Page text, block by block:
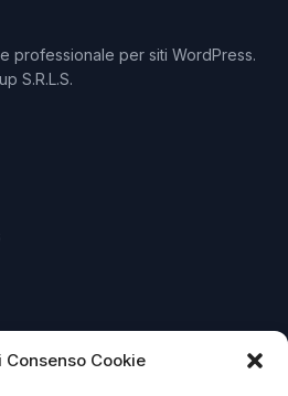
Consenso Cookie
professionale per siti WordPress.
S.R.L.S.